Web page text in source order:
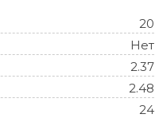
20
Нет
2.37
2.48
24